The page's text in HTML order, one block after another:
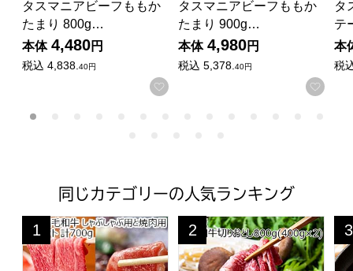
タスマニアビーフももか
たまり 800g…
本体 4,480円
税込 4,838.40円
お気に入りに登録する
タスマニアビーフももか
たまり 900g…
本体 4,980円
税込 5,378.40円
お気
タ
テ
本
税
同じカテゴリーの人気ランキング
国産黒毛和牛 しゃぶしゃぶ用と焼肉用ペアセット 計
1
位
九州産 黒毛和牛切りおとし
2
位 3
位